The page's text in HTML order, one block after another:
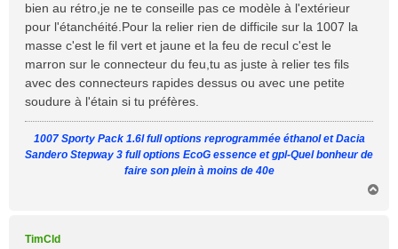
g
e
bien au rétro,je ne te conseille pas ce modèle à l'extérieur
pour l'étanchéité.Pour la relier rien de difficile sur la 1007 la
masse c'est le fil vert et jaune et la feu de recul c'est le
marron sur le connecteur du feu,tu as juste à relier tes fils
avec des connecteurs rapides dessus ou avec une petite
soudure à l'étain si tu préfères.
1007 Sporty Pack 1.6l full options reprogrammée éthanol et Dacia
Sandero Stepway 3 full options EcoG essence et gpl-Quel bonheur de
faire son plein à moins de 40e
TimCld